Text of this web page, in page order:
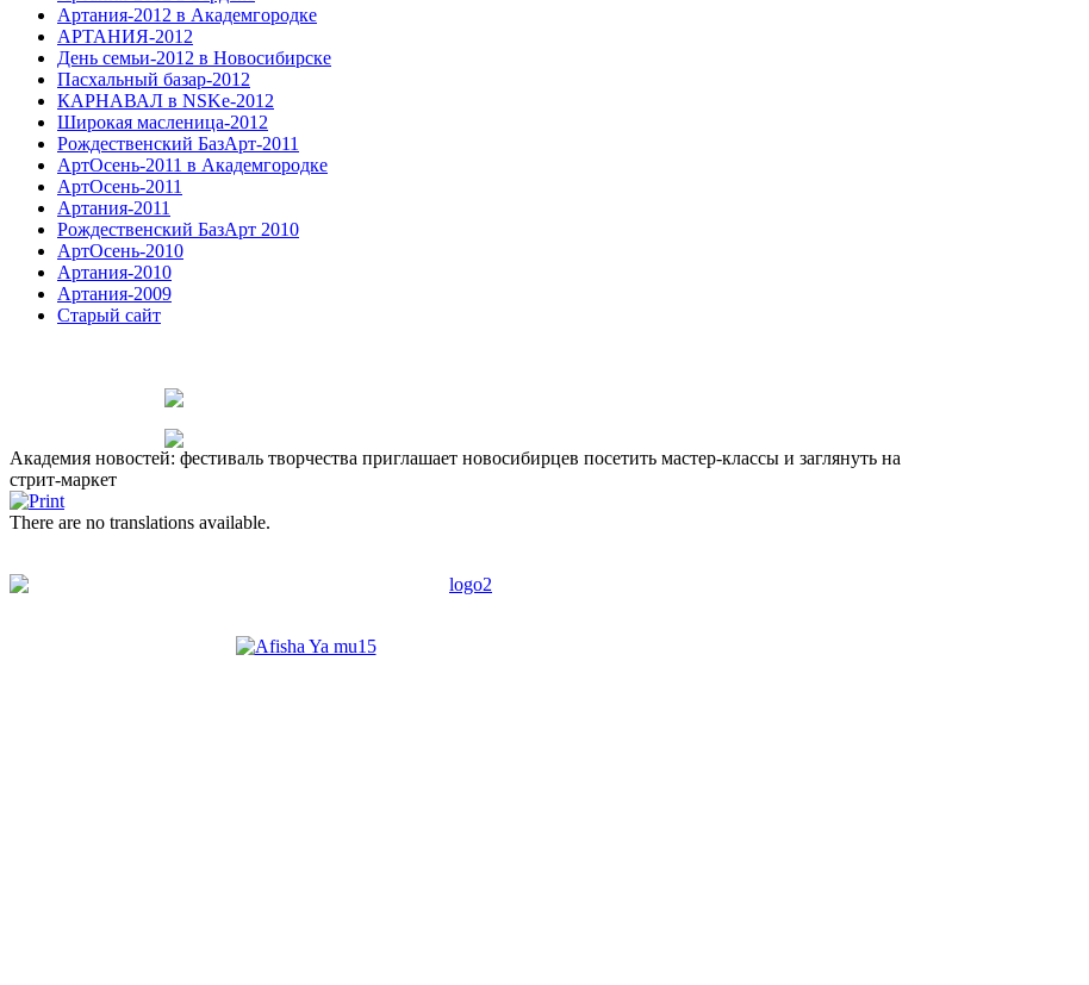
Артания-2012 в Академгородке
АРТАНИЯ-2012
День семьи-2012 в Новосибирске
Пасхальный базар-2012
КАРНАВАЛ в NSKe-2012
Широкая масленица-2012
Рождественский БазАрт-2011
АртОсень-2011 в Академгородке
АртОсень-2011
Артания-2011
Рождественский БазАрт 2010
АртОсень-2010
Артания-2010
Артания-2009
Старый сайт
Академия новостей: фестиваль творчества приглашает новосибирцев посетить мастер-классы и заглянуть на
стрит-маркет
There are no translations available.